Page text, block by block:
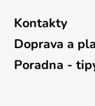
Kontakty
Doprava a
Poradna -